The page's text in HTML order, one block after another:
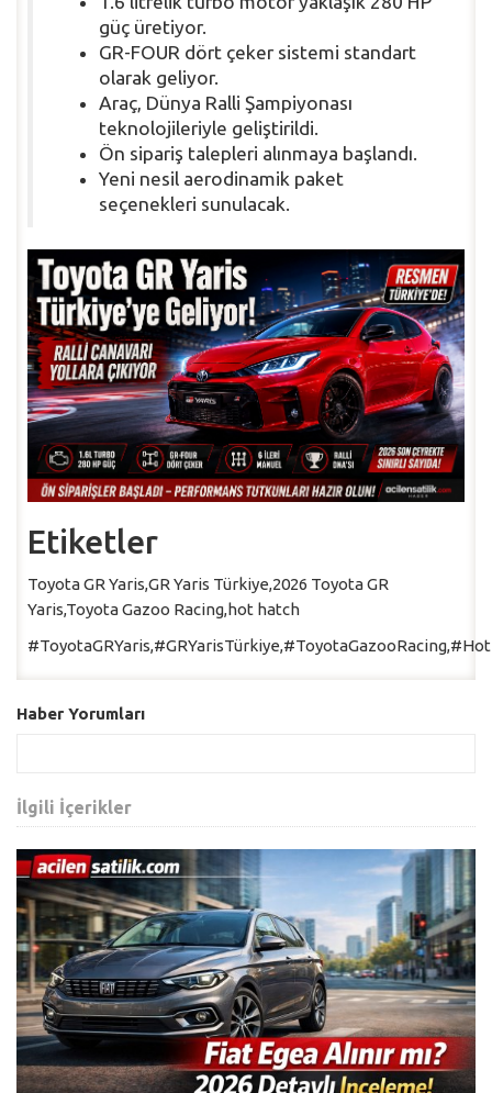
güç üretiyor.
GR-FOUR dört çeker sistemi standart
olarak geliyor.
Araç, Dünya Ralli Şampiyonası
teknolojileriyle geliştirildi.
Ön sipariş talepleri alınmaya başlandı.
Yeni nesil aerodinamik paket
seçenekleri sunulacak.
Etiketler
Toyota GR Yaris,GR Yaris Türkiye,2026 Toyota GR
Yaris,Toyota Gazoo Racing,hot hatch
Haber Yorumları
İlgili İçerikler